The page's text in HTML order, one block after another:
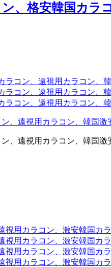
、格安韓国カ
コン、遠視用カラコン
コン、遠視用カラコン、
コン、遠視用カラコン
、遠視用カラコン、韓国
、遠視用カラコン、韓国
用カラコン、激安韓国カ
用カラコン、激安韓国カ
用カラコン、激安韓国カ
用カラコン、激安韓国カ